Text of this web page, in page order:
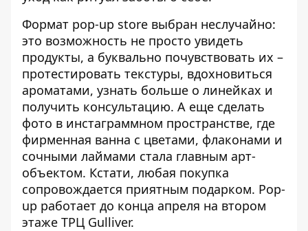
Формат pop-up store выбран неслучайно:
это возможность не просто увидеть
продукты, а буквально почувствовать их –
протестировать текстуры, вдохновиться
ароматами, узнать больше о линейках и
получить консультацию. А еще сделать
фото в инстаграммном пространстве, где
фирменная ванна с цветами, флаконами и
сочными лаймами стала главным арт-
объектом. Кстати, любая покупка
сопровождается приятным подарком. Pop-
up работает до конца апреля на втором
этаже ТРЦ Gulliver.